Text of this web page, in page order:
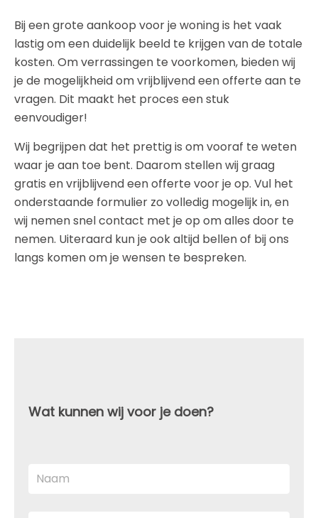
Bij een grote aankoop voor je woning is het vaak
lastig om een duidelijk beeld te krijgen van de totale
kosten. Om verrassingen te voorkomen, bieden wij
je de mogelijkheid om vrijblijvend een offerte aan te
vragen. Dit maakt het proces een stuk
eenvoudiger!
Wij begrijpen dat het prettig is om vooraf te weten
waar je aan toe bent. Daarom stellen wij graag
gratis en vrijblijvend een offerte voor je op. Vul het
onderstaande formulier zo volledig mogelijk in, en
wij nemen snel contact met je op om alles door te
nemen. Uiteraard kun je ook altijd bellen of bij ons
langs komen om je wensen te bespreken.
Wat kunnen wij voor je doen?